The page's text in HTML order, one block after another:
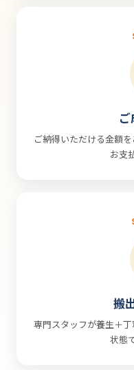
ご納得いただける金額
お支
搬
専門スタッフが養生＋
状態